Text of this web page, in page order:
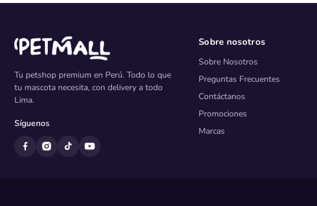
Tu petshop premium en Perú. Todo lo que
tu mascota necesita, con delivery a todo
Lima.
Síguenos
Sobre nosotros
Sobre Nosotros
Preguntas Frecuentes
Contáctanos
Promociones
Marcas